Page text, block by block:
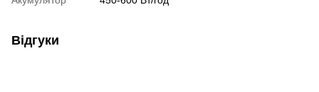
Відгуки